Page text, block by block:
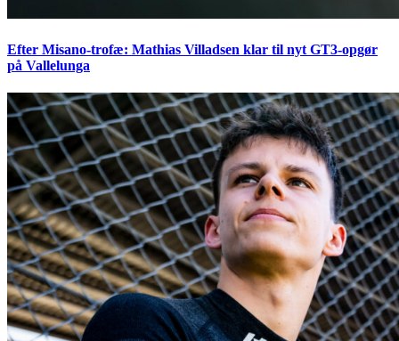
Efter Misano-trofæ: Mathias Villadsen klar til nyt GT3-opgør
på Vallelunga